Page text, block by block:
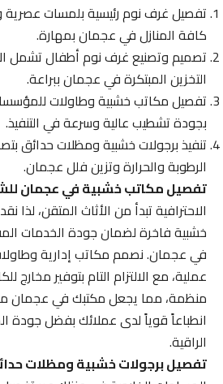
تفصيل غرف نوم رئيسية بلمسات عصرية
كافة المنازل في عجمان بمهارة.
تصميم وتصنيع غرف نوم أطفال تشمل
التخزين المبتكرة في عجمان ببراعة.
تفصيل مكاتب خشبية وطاولات للمؤسسات
بجودة تشطيب عالية وسرعة في التنفيذ.
تنفيذ برجولات خشبية ومظلات حدائق
الرطوبة والحرارة وتزين فلل عجمان.
تفصيل مكاتب خشبية في عجمان
الاحترافية تبدأ من الأثاث المتقن، لذا
خشبية فاخرة لضمان جودة الخدمات
في عجمان. نصمم مكاتب إدارية وطاولات
عملية، مع الالتزام التام بتوفير مخارج
منظمة، مما يجعل مكتبك في عجمان مكاناً
انطباعاً قوياً لدى عملائك بفضل جودة
الراقية.
تفصيل برجولات خشبية ومظلات